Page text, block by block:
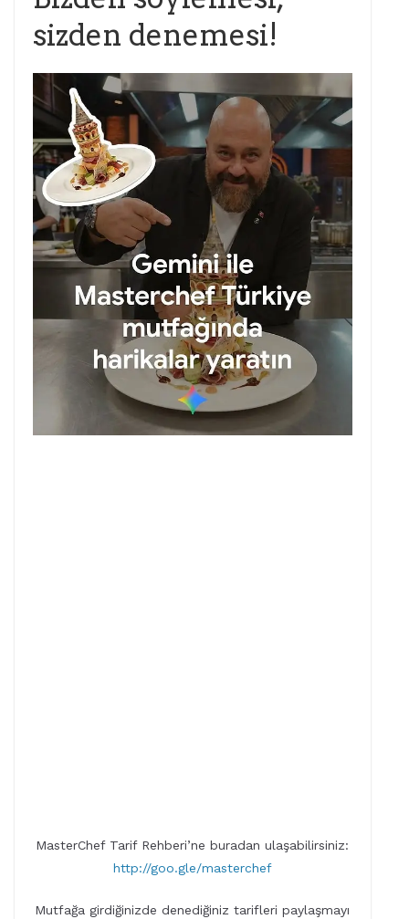
sizden denemesi!
MasterChef Tarif Rehberi’ne buradan ulaşabilirsiniz:
http://goo.gle/masterchef
Mutfağa girdiğinizde denediğiniz tarifleri paylaşmayı